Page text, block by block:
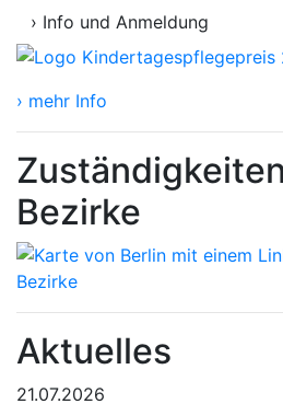
› Info und Anmeldung
› mehr Info
Bezirke
Aktuelles
21.07.2026